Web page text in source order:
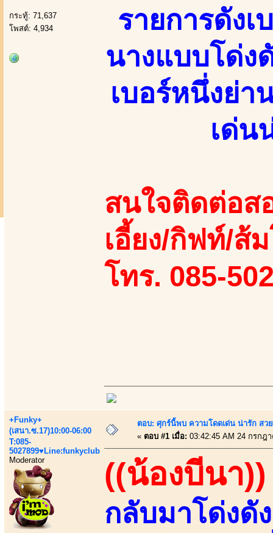
กระทู้: 71,637
โพสต์: 4,934
รายการดัง
นางแบบโด่ง
เบอร์หนึ่งย่
เด่น
สนใจติดต่อส
เอี้ยง/กิฟท์/ส้
โทร. 085-
+Funky+
(เสนา.ซ.17)10:00-06:00
T:085-
5027899♥Line:funkyclub
Moderator
ตอบ: ศุกร์นี้พบ ความโดดเด่น น่ารัก สว
« ตอบ #1 เมื่อ: 03:42:45 AM 24 กรกฎ
((น้องบีนา))
กลับมาโด่งดั